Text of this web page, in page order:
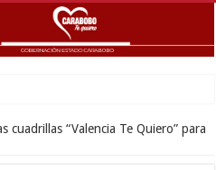
cuadrillas “Valencia Te Quiero” para